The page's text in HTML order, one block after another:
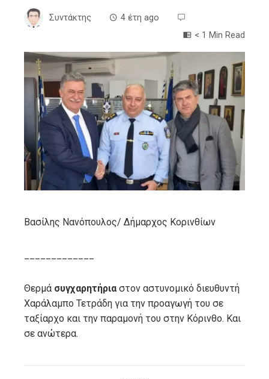
Συντάκτης
4 έτη ago
< 1 Min Read
Βασίλης Νανόπουλος/ Δήμαρχος Κορινθίων
Θερμά συγχαρητήριαστον αστυνομικό διευθυντή
Χαράλαμπο Τετράδη για την προαγωγή του σε
ταξίαρχο και την παραμονή του στην Κόρινθο. Και
σε ανώτερα.